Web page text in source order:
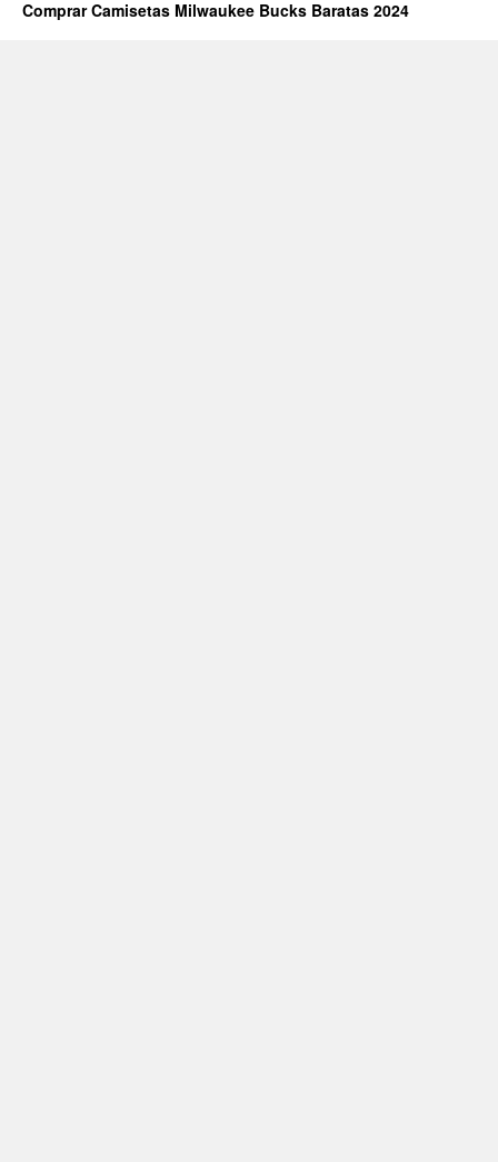
Comprar Camisetas Milwaukee Bucks Baratas 2024